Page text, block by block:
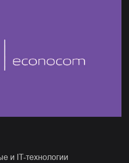
и IT-технологии